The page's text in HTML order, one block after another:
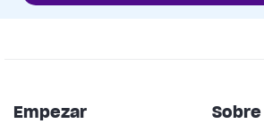
Empezar